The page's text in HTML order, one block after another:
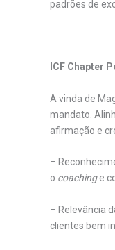
padrões de
ICF Chapter
A vinda de
mandato.
afirmação e
–
o coachinge
– Relevância
clientes bem